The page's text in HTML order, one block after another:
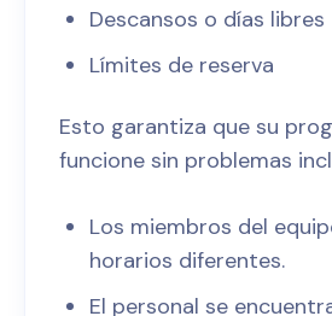
Descansos o días libres
Límites de reserva
Esto garantiza que su
funcione sin problemas
Los miembros del
horarios diferentes.
El personal se